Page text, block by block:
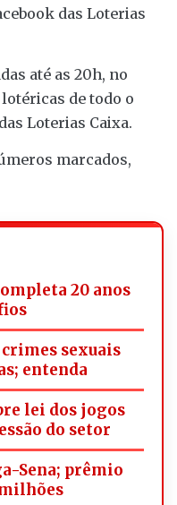
das Loterias
até as 20h, no
de todo o
Loterias Caixa.
marcados,
20 anos
sexuais
entenda
lei dos jogos
do setor
Sena; prêmio